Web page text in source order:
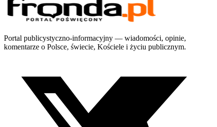
Portal publicystyczno-informacyjny — wiadomości, opinie,
komentarze o Polsce, świecie, Kościele i życiu publicznym.